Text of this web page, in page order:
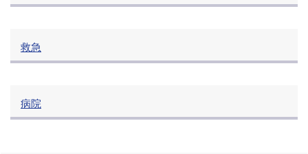
救急
病院